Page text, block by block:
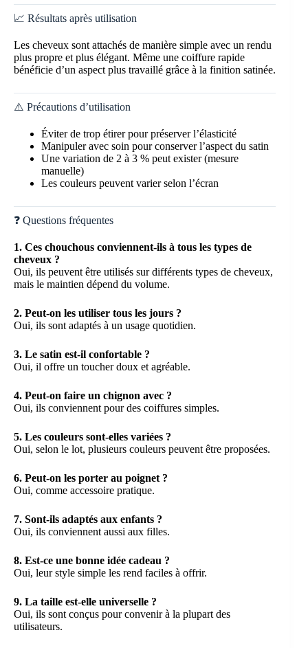
📈 Résultats après utilisation
Les cheveux sont attachés de manière simple avec un rendu
plus propre et plus élégant. Même une coiffure rapide
bénéficie d’un aspect plus travaillé grâce à la finition satinée.
⚠️ Précautions d’utilisation
Éviter de trop étirer pour préserver l’élasticité
Manipuler avec soin pour conserver l’aspect du satin
Une variation de 2 à 3 % peut exister (mesure
manuelle)
Les couleurs peuvent varier selon l’écran
❓ Questions fréquentes
1. Ces chouchous conviennent-ils à tous les types de
cheveux ?
Oui, ils peuvent être utilisés sur différents types de cheveux,
mais le maintien dépend du volume.
2. Peut-on les utiliser tous les jours ?
Oui, ils sont adaptés à un usage quotidien.
3. Le satin est-il confortable ?
Oui, il offre un toucher doux et agréable.
4. Peut-on faire un chignon avec ?
Oui, ils conviennent pour des coiffures simples.
5. Les couleurs sont-elles variées ?
Oui, selon le lot, plusieurs couleurs peuvent être proposées.
6. Peut-on les porter au poignet ?
Oui, comme accessoire pratique.
7. Sont-ils adaptés aux enfants ?
Oui, ils conviennent aussi aux filles.
8. Est-ce une bonne idée cadeau ?
Oui, leur style simple les rend faciles à offrir.
9. La taille est-elle universelle ?
Oui, ils sont conçus pour convenir à la plupart des
utilisateurs.